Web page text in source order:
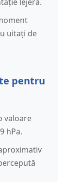
uitați de
pentru
valoare
hPa.